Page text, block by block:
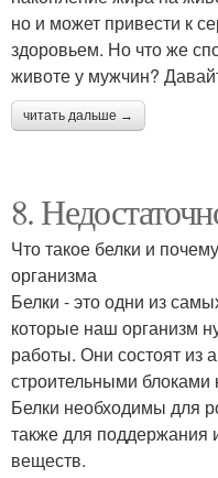
но и может привести к
здоровьем. Но что же
животе у мужчин?
читать дальше →
8.
Что такое белки и
организма
Белки - это одни из
которые наш организм
работы. Они состоят из
строительными блоками
Белки необходимы для
также для
веществ.